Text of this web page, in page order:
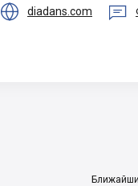
 diadans.com 